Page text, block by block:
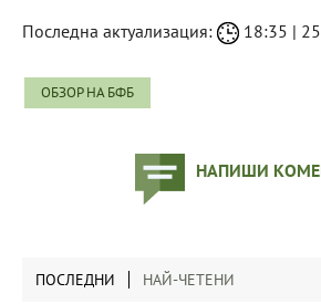
Последна актуализация: 18:35 |
ОБЗОР НА БФБ
НАПИШИ
ПОСЛЕДНИ НАЙ-ЧЕТЕНИ